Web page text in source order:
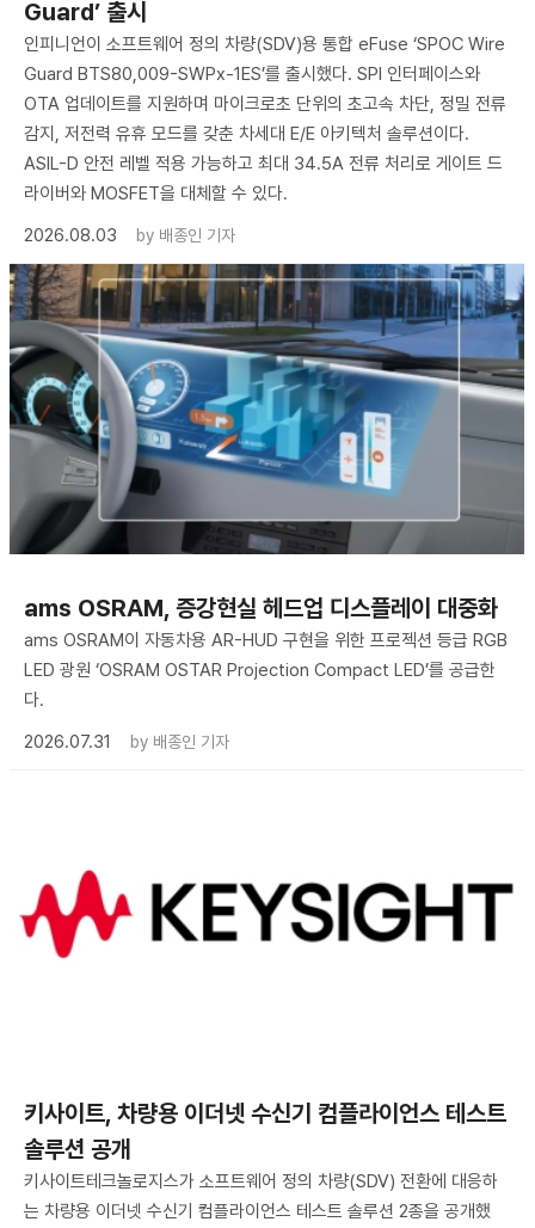
Guard’ 출시
인피니언이 소프트웨어 정의 차량(SDV)용 통합 eFuse ‘SPOC Wire
Guard BTS80,009-SWPx-1ES’를 출시했다. SPI 인터페이스와
OTA 업데이트를 지원하며 마이크로초 단위의 초고속 차단, 정밀 전류
감지, 저전력 유휴 모드를 갖춘 차세대 E/E 아키텍처 솔루션이다.
ASIL-D 안전 레벨 적용 가능하고 최대 34.5A 전류 처리로 게이트 드
라이버와 MOSFET을 대체할 수 있다.
2026.08.03
by 배종인 기자
ams OSRAM, 증강현실 헤드업 디스플레이 대중화
ams OSRAM이 자동차용 AR-HUD 구현을 위한 프로젝션 등급 RGB
LED 광원 ‘OSRAM OSTAR Projection Compact LED’를 공급한
다.
2026.07.31
by 배종인 기자
키사이트, 차량용 이더넷 수신기 컴플라이언스 테스트
솔루션 공개
키사이트테크놀로지스가 소프트웨어 정의 차량(SDV) 전환에 대응하
는 차량용 이더넷 수신기 컴플라이언스 테스트 솔루션 2종을 공개했